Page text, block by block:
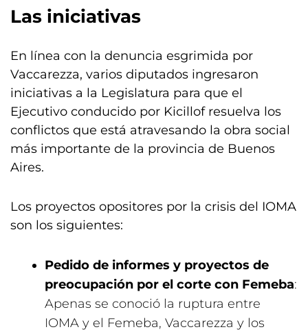
Las iniciativas
En línea con la denuncia esgrimida por
Vaccarezza, varios diputados ingresaron
iniciativas a la Legislatura para que el
Ejecutivo conducido por Kicillof resuelva los
conflictos que está atravesando la obra social
más importante de la provincia de Buenos
Aires.
Los proyectos opositores por la crisis del IOMA
son los siguientes:
Pedido de informes y proyectos de
preocupación por el corte con Femeba:
Apenas se conoció la ruptura entre
IOMA y el Femeba, Vaccarezza y los